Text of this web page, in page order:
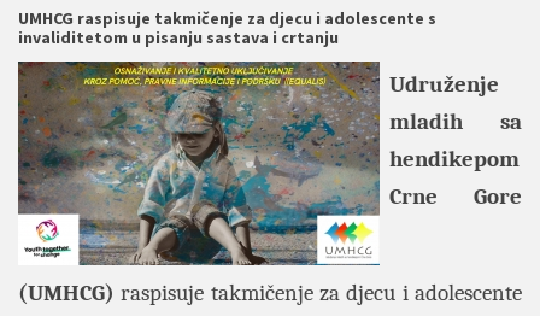
UMHCG raspisuje takmičenje za djecu i adolescente s
invaliditetom u pisanju sastava i crtanju
Udruženje
mladih sa
hendikepom
Crne Gore
(UMHCG) raspisuje takmičenje za djecu i adolescente